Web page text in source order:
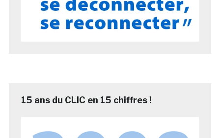
15 ans du CLIC en 15 chiffres !